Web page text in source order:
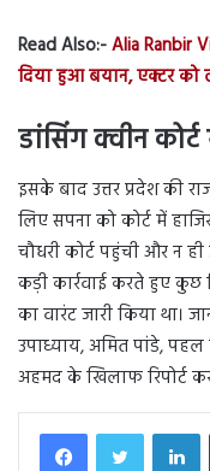
Read Also:-Alia Ranbir
दिया हुआ बयान, एक्टर
डांसिंग क्वीन
इसके बाद उत्तर प्रदेश की
लिए सपना को कोर्ट में
चौधरी कोर्ट पहुंची और न
कड़ी कार्रवाई करते हुए कुछ
का वारंट जारी किया था।
उपाध्याय, अमित पांडे,
अहमद के खिलाफ रिपोर्ट